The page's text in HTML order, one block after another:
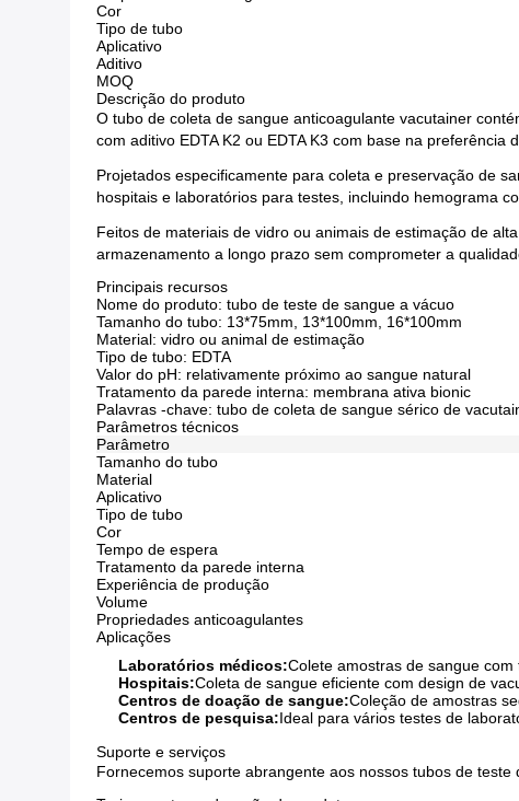
Cor
Tipo de tubo
Aplicativo
Aditivo
MOQ
Descrição do produto
O tubo de coleta de sangue anticoagulante vacutainer
com aditivo EDTA K2 ou EDTA K3 com base na preferência
Projetados especificamente para coleta e preservação de
hospitais e laboratórios para testes, incluindo hemograma
Feitos de materiais de vidro ou animais de estimação de
armazenamento a longo prazo sem comprometer a
Principais recursos
Nome do produto: tubo de teste de sangue a vácuo
Tamanho do tubo: 13*75mm, 13*100mm, 16*100mm
Material: vidro ou animal de estimação
Tipo de tubo: EDTA
Valor do pH: relativamente próximo ao sangue natural
Tratamento da parede interna: membrana ativa bionic
Palavras -chave: tubo de coleta de sangue sérico de
Parâmetros técnicos
Parâmetro
Tamanho do tubo
Material
Aplicativo
Tipo de tubo
Cor
Tempo de espera
Tratamento da parede interna
Experiência de produção
Volume
Propriedades anticoagulantes
Aplicações
Laboratórios médicos:Colete amostras de sangue
Hospitais:Coleta de sangue eficiente com design de
Centros de doação de sangue:Coleção de amostras
Centros de pesquisa:Ideal para vários testes de
Suporte e serviços
Fornecemos suporte abrangente aos nossos tubos de